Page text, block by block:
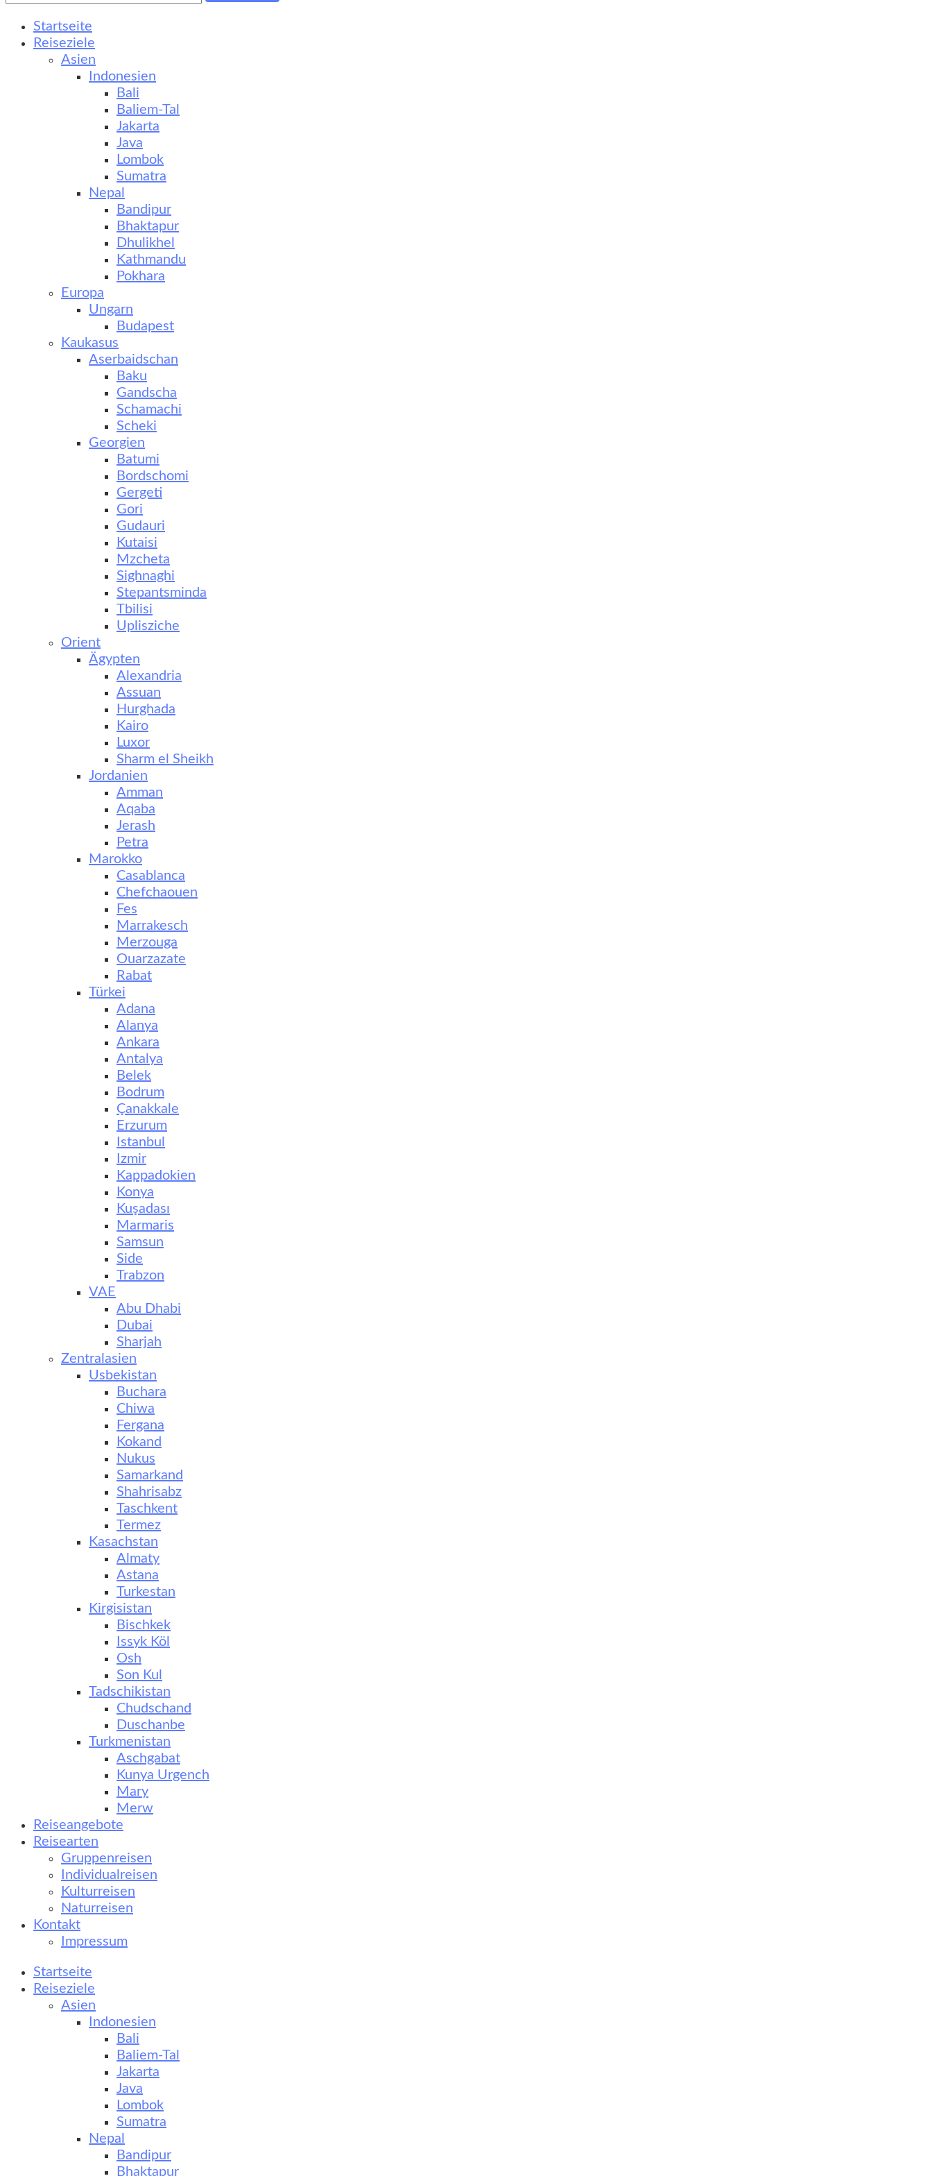
Startseite
Reiseziele
Asien
Indonesien
Bali
Baliem-Tal
Jakarta
Java
Lombok
Sumatra
Nepal
Bandipur
Bhaktapur
Dhulikhel
Kathmandu
Pokhara
Europa
Ungarn
Budapest
Kaukasus
Aserbaidschan
Baku
Gandscha
Schamachi
Scheki
Georgien
Batumi
Bordschomi
Gergeti
Gori
Gudauri
Kutaisi
Mzcheta
Sighnaghi
Stepantsminda
Tbilisi
Uplisziche
Orient
Ägypten
Alexandria
Assuan
Hurghada
Kairo
Luxor
Sharm el Sheikh
Jordanien
Amman
Aqaba
Jerash
Petra
Marokko
Casablanca
Chefchaouen
Fes
Marrakesch
Merzouga
Ouarzazate
Rabat
Türkei
Adana
Alanya
Ankara
Antalya
Belek
Bodrum
Çanakkale
Erzurum
Istanbul
Izmir
Kappadokien
Konya
Kuşadası
Marmaris
Samsun
Side
Trabzon
VAE
Abu Dhabi
Dubai
Sharjah
Zentralasien
Usbekistan
Buchara
Chiwa
Fergana
Kokand
Nukus
Samarkand
Shahrisabz
Taschkent
Termez
Kasachstan
Almaty
Astana
Turkestan
Kirgisistan
Bischkek
Issyk Köl
Osh
Son Kul
Tadschikistan
Chudschand
Duschanbe
Turkmenistan
Aschgabat
Kunya Urgench
Mary
Merw
Reiseangebote
Reisearten
Gruppenreisen
Individualreisen
Kulturreisen
Naturreisen
Kontakt
Impressum
Startseite
Reiseziele
Asien
Indonesien
Bali
Baliem-Tal
Jakarta
Java
Lombok
Sumatra
Nepal
Bandipur
Bhaktapur